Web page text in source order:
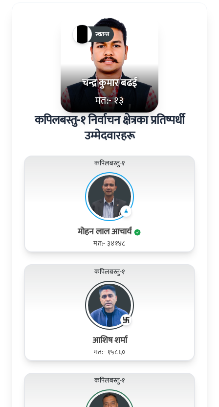
चन्द्र कुमार बढई
मत:- १३
स्वतन्त्र
कपिलबस्तु-१ निर्वाचन क्षेत्रका प्रतिष्पर्धी
उम्मेदवारहरू
कपिलबस्तु-१
मोहन लाल आचार्य
मत:- ३४१४८
कपिलबस्तु-१
आशिष शर्मा
मत:- १५८६०
कपिलबस्तु-१